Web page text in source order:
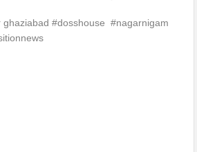
#dosshouse #nagarnigam